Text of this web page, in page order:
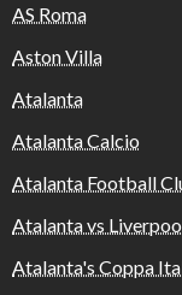
AS Roma
Aston Villa
Atalanta
Atalanta Calcio
Atalanta Football
Atalanta vs
Atalanta's Coppa